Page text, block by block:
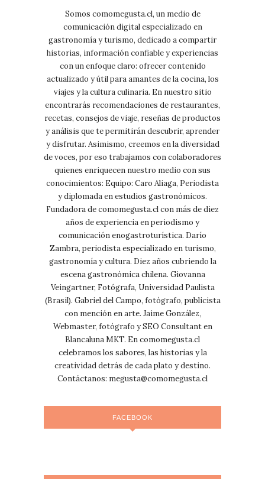
Somos comomegusta.cl, un medio de
comunicación digital especializado en
gastronomía y turismo, dedicado a compartir
historias, información confiable y experiencias
con un enfoque claro: ofrecer contenido
actualizado y útil para amantes de la cocina, los
viajes y la cultura culinaria. En nuestro sitio
encontrarás recomendaciones de restaurantes,
recetas, consejos de viaje, reseñas de productos
y análisis que te permitirán descubrir, aprender
y disfrutar. Asimismo, creemos en la diversidad
de voces, por eso trabajamos con colaboradores
quienes enriquecen nuestro medio con sus
conocimientos: Equipo: Caro Aliaga, Periodista
y diplomada en estudios gastronómicos.
Fundadora de comomegusta.cl con más de diez
años de experiencia en periodismo y
comunicación enogastroturística. Darío
Zambra, periodista especializado en turismo,
gastronomía y cultura. Diez años cubriendo la
escena gastronómica chilena. Giovanna
Veingartner, Fotógrafa, Universidad Paulista
(Brasil). Gabriel del Campo, fotógrafo, publicista
con mención en arte. Jaime González,
Webmaster, fotógrafo y SEO Consultant en
Blancaluna MKT. En comomegusta.cl
celebramos los sabores, las historias y la
creatividad detrás de cada plato y destino.
Contáctanos: megusta@comomegusta.cl
FACEBOOK